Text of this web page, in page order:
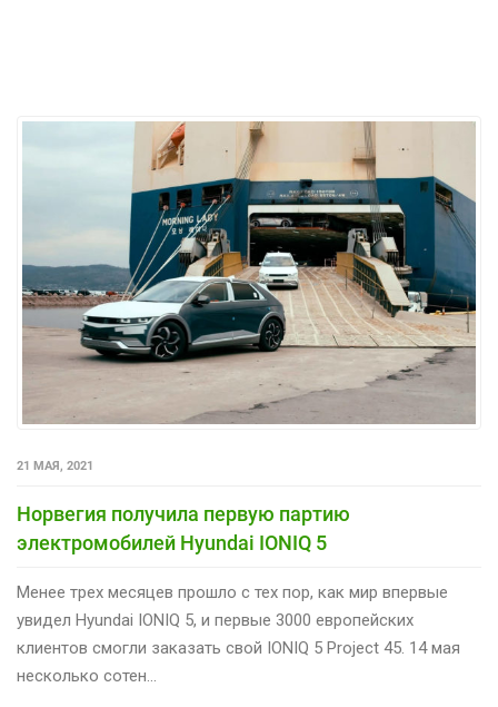
21 МАЯ, 2021
Норвегия получила первую партию
электромобилей Hyundai IONIQ 5
Менее трех месяцев прошло с тех пор, как мир впервые
увидел Hyundai IONIQ 5, и первые 3000 европейских
клиентов смогли заказать свой IONIQ 5 Project 45. 14 мая
несколько сотен…